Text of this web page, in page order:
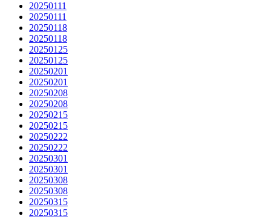
20250111
20250111
20250118
20250118
20250125
20250125
20250201
20250201
20250208
20250208
20250215
20250215
20250222
20250222
20250301
20250301
20250308
20250308
20250315
20250315